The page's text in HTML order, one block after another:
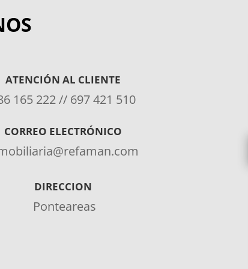
ATENCIÓN AL CLIENTE
165 222 // 697 421 510
CORREO ELECTRÓNICO
DIRECCION
Ponteareas